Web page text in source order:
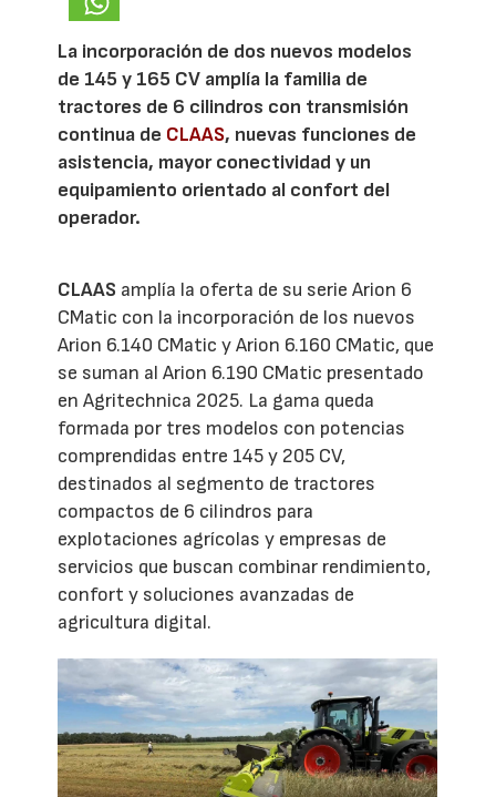
La incorporación de dos nuevos modelos
de 145 y 165 CV amplía la familia de
tractores de 6 cilindros con transmisión
continua de CLAAS, nuevas funciones de
asistencia, mayor conectividad y un
equipamiento orientado al confort del
operador.
CLAAS amplía la oferta de su serie Arion 6
CMatic con la incorporación de los nuevos
Arion 6.140 CMatic y Arion 6.160 CMatic, que
se suman al Arion 6.190 CMatic presentado
en Agritechnica 2025. La gama queda
formada por tres modelos con potencias
comprendidas entre 145 y 205 CV,
destinados al segmento de tractores
compactos de 6 cilindros para
explotaciones agrícolas y empresas de
servicios que buscan combinar rendimiento,
confort y soluciones avanzadas de
agricultura digital.